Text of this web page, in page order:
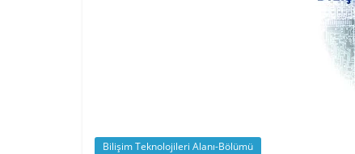
Bilişim Teknolojileri Alanı-Bölümü